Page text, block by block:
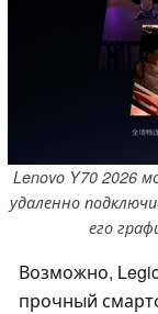
Lenovo Y70 2026
удаленно
его
Возможно,
прочный